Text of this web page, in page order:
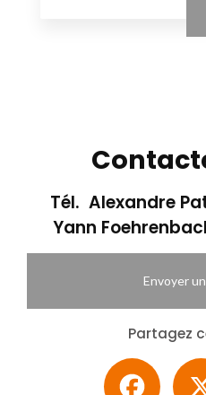
Tél. Alexandre
Yann
Envoyer
Partagez